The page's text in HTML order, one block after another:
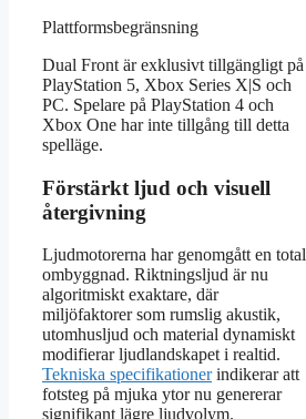
Plattformsbegränsning
Dual Front är exklusivt tillgängligt på
PlayStation 5, Xbox Series X|S och
PC. Spelare på PlayStation 4 och
Xbox One har inte tillgång till detta
spelläge.
Förstärkt ljud och visuell
återgivning
Ljudmotorerna har genomgått en total
ombyggnad. Riktningsljud är nu
algoritmiskt exaktare, där
miljöfaktorer som rumslig akustik,
utomhusljud och material dynamiskt
modifierar ljudlandskapet i realtid.
Tekniska specifikationerindikerar att
fotsteg på mjuka ytor nu genererar
signifikant lägre ljudvolym.